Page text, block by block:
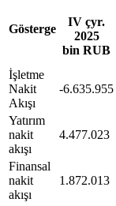
Gösterge
IV çyr.
2025
bin RUB
İşletme
Nakit
Akışı
-6.635.955
Yatırım
nakit
akışı
4.477.023
Finansal
nakit
akışı
1.872.013